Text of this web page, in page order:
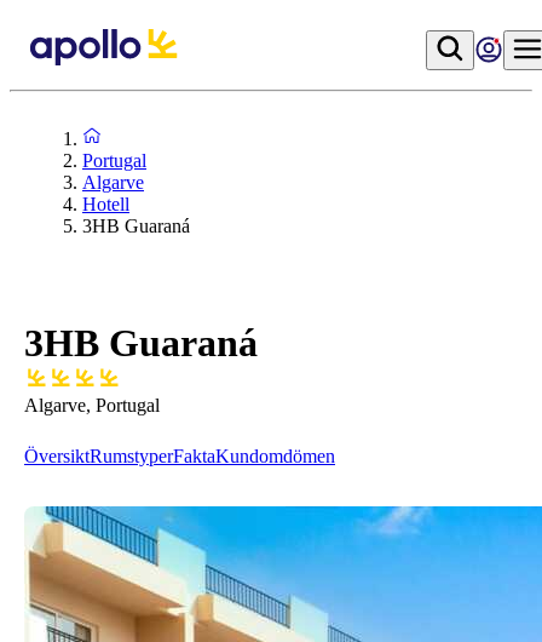
Portugal
Algarve
Hotell
3HB Guaraná
3HB Guaraná
Algarve, Portugal
ÖversiktRumstyperFaktaKundomdömen